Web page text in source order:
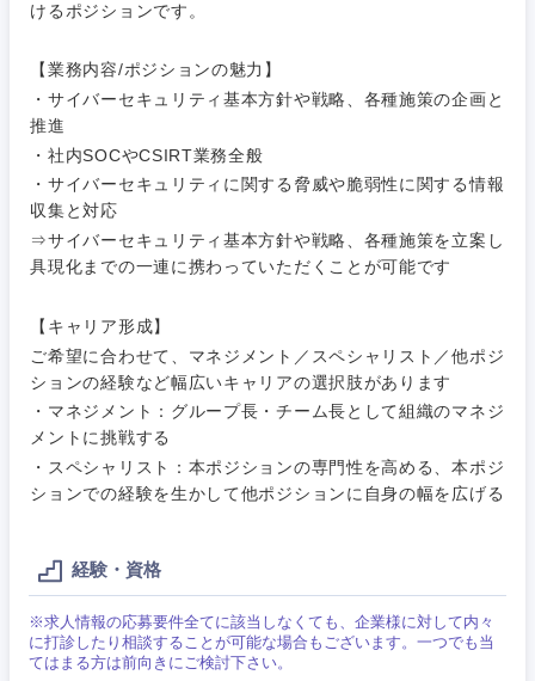
けるポジションです。
【業務内容/ポジションの魅力】
・サイバーセキュリティ基本方針や戦略、各種施策の企画と
推進
・社内SOCやCSIRT業務全般
・サイバーセキュリティに関する脅威や脆弱性に関する情報
収集と対応
⇒サイバーセキュリティ基本方針や戦略、各種施策を立案し
具現化までの一連に携わっていただくことが可能です
【キャリア形成】
ご希望に合わせて、マネジメント／スペシャリスト／他ポジ
ションの経験など幅広いキャリアの選択肢があります
・マネジメント：グループ長・チーム長として組織のマネジ
メントに挑戦する
・スペシャリスト：本ポジションの専門性を高める、本ポジ
ションでの経験を生かして他ポジションに自身の幅を広げる
経験・資格
※求人情報の応募要件全てに該当しなくても、企業様に対して内々
に打診したり相談することが可能な場合もございます。一つでも当
てはまる方は前向きにご検討下さい。
マーケテ
ィング
サービス
クリエイ
コンサル
タント
専門職
技術職
作、ゲー
ム
技術職
経営企画
その他企画業務
サービス
クリエイティブ
技術職（IT）、Webサービス・制作、ゲーム
技術職（モノづくり）
金融専門職
不動産専門職
建設・施工管理
金融
建設・不動産
倉庫・運輸・物流
小売・通販・外食
IT・通信
コンサル・シンクタンク
関東地方
茨城県
こだわり条件を入力ください
上場企業
スタートアップ企
転勤なし 海外勤務あり
フルリモート
年間休日120日以
完全週休2日制 社宅・家賃補助有